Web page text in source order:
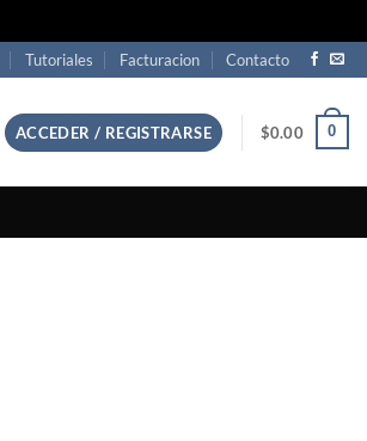
Tutoriales Facturacion Contacto
ACCEDER / REGISTRARSE $0.00 0